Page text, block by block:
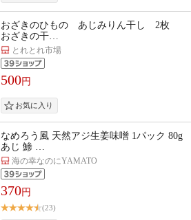
おざきのひもの あじみりん干し 2枚
おざきの干…
とれとれ市場
500円
なめろう風 天然アジ生姜味噌 1パック 80g
あじ 鯵 …
海の幸なのにYAMATO
370円
(23)